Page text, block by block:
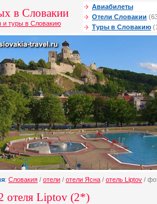
в Словакии
и туры в Словакию
Авиабилеты
Отели Словакии
Туры в Словакию
: Словакия / отели / отели Ясна / отель Liptov /
отеля Liptov (2*)